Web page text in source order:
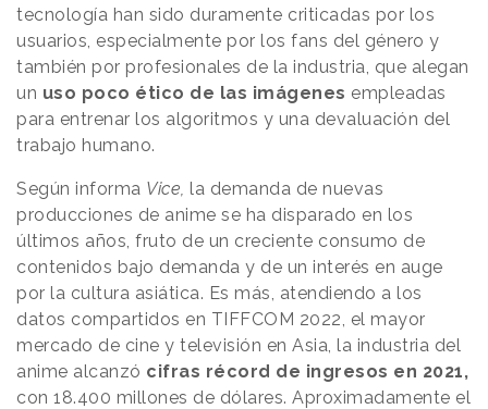
tecnología han sido duramente criticadas por los
usuarios, especialmente por los fans del género y
también por profesionales de la industria, que alegan
un uso poco ético de las imágenes empleadas
para entrenar los algoritmos y una devaluación del
trabajo humano.
Según informa Vice, la demanda de nuevas
producciones de anime se ha disparado en los
últimos años, fruto de un creciente consumo de
contenidos bajo demanda y de un interés en auge
por la cultura asiática. Es más, atendiendo a los
datos compartidos en TIFFCOM 2022, el mayor
mercado de cine y televisión en Asia, la industria del
anime alcanzó cifras récord de ingresos en 2021,
con 18.400 millones de dólares. Aproximadamente el